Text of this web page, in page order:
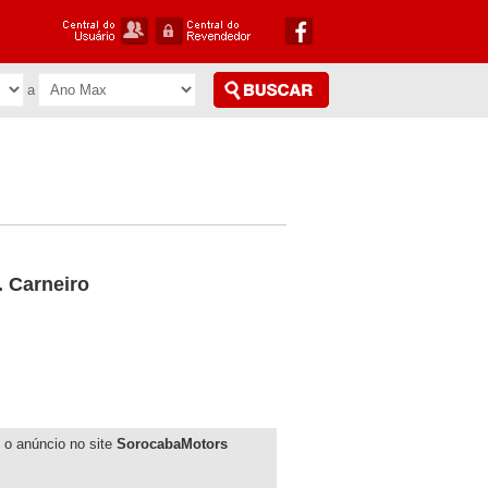
Carneiro
anúncio no site SorocabaMotors